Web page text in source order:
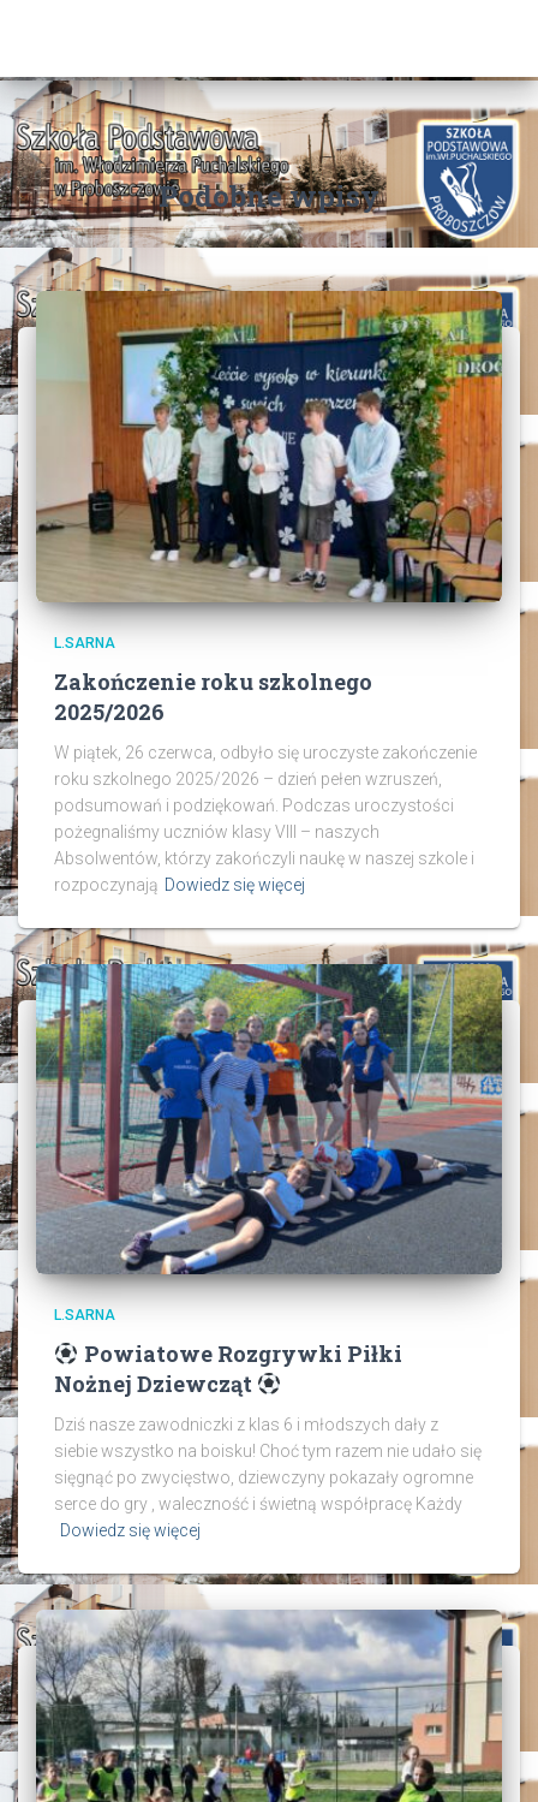
Podobne wpisy
L.SARNA
Zakończenie roku szkolnego
2025/2026
W piątek, 26 czerwca, odbyło się uroczyste zakończenie
roku szkolnego 2025/2026 – dzień pełen wzruszeń,
podsumowań i podziękowań. Podczas uroczystości
pożegnaliśmy uczniów klasy VIII – naszych
Absolwentów, którzy zakończyli naukę w naszej szkole i
rozpoczynają Dowiedz się więcej
L.SARNA
Powiatowe Rozgrywki Piłki
Nożnej Dziewcząt
Dziś nasze zawodniczki z klas 6 i młodszych dały z
siebie wszystko na boisku! Choć tym razem nie udało się
sięgnąć po zwycięstwo, dziewczyny pokazały ogromne
serce do gry , waleczność i świetną współpracę Każdy
Dowiedz się więcej